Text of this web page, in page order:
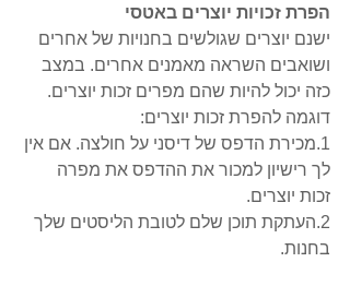
הפרת זכויות יוצרים באטסי
ישנם יוצרים שגולשים בחנויות של אחרים
ושואבים השראה מאמנים אחרים. במצב
כזה יכול להיות שהם מפרים זכות יוצרים.
דוגמה להפרת זכות יוצרים:
1.מכירת הדפס של דיסני על חולצה. אם אין
לך רישיון למכור את ההדפס את מפרה
זכות יוצרים.
2.העתקת תוכן שלם לטובת הליסטים שלך
בחנות.